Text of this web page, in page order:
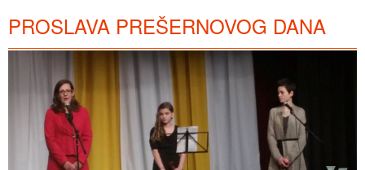
PROSLAVA PREŠERNOVOG DANA